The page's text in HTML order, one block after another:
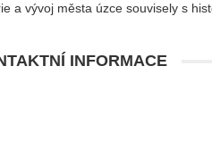
a vývoj města úzce souvisely s
INFORMACE